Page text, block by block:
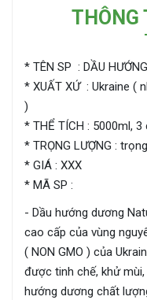
THÔNG
* TÊN SP : DẦU
* XUẤT XỨ : Ukraine (
)
* THỂ TÍCH : 5000ml,
* TRỌNG LƯỢNG :
* GIÁ : XXX
* MÃ SP :
- Dầu hướng dương
cao cấp của vùng
( NON GMO ) của
được tinh chế, khử
hướng dương chất